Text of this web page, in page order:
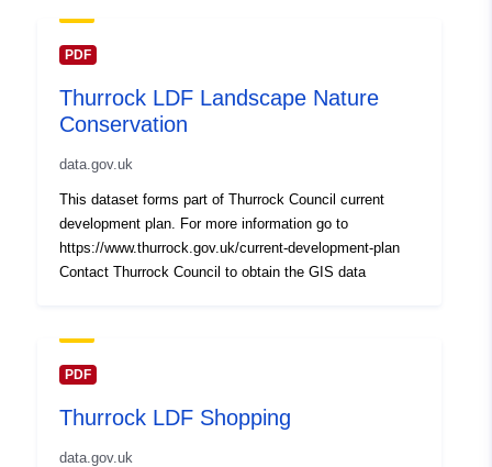
PDF
Thurrock LDF Landscape Nature
Conservation
data.gov.uk
This dataset forms part of Thurrock Council current
development plan. For more information go to
https://www.thurrock.gov.uk/current-development-plan
Contact Thurrock Council to obtain the GIS data
PDF
Thurrock LDF Shopping
data.gov.uk